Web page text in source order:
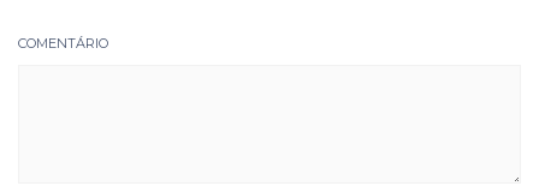
COMENTÁRIO